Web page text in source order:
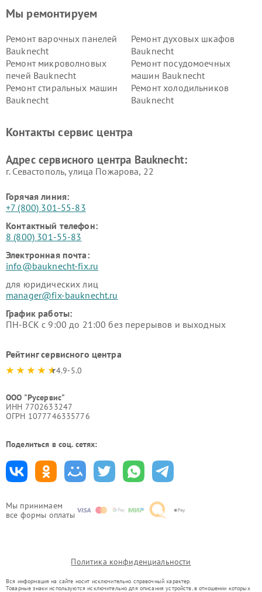
Мы принимаем
все формы оплаты
Мы ремонтируем
Ремонт варочных панелей
Bauknecht
Ремонт духовых шкафов
Bauknecht
Ремонт микроволновых
печей Bauknecht
Ремонт посудомоечных
машин Bauknecht
Ремонт стиральных машин
Bauknecht
Ремонт холодильников
Bauknecht
Контакты сервис центра
Адрес сервисного центра Bauknecht:
г. Севастополь, улица Пожарова, 22
Горячая линия:
+7 (800) 301-55-83
Контактный телефон:
8 (800) 301-55-83
Электронная почта:
info@bauknecht-fix.ru
для юридических лиц
manager@fix-bauknecht.ru
График работы:
ПН-ВСК с 9:00 до 21:00 без перерывов и выходных
Рейтинг сервисного центра
4.9-5.0
ООО "Русервис"
ИНН 7702633247
ОГРН 1077746335776
Поделиться в соц. сетях:
Политика конфиденциальности
Вся информация на сайте носит исключительно справочный характер.
Товарные знаки используются исключительно для описания устройств, в отношении которых